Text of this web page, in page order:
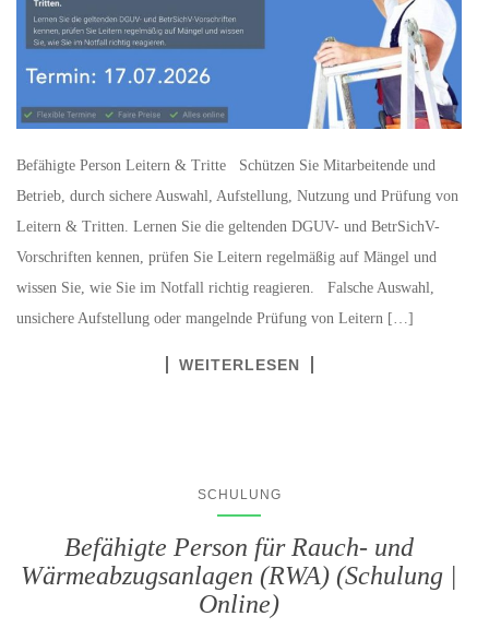
Befähigte Person Leitern & Tritte Schützen Sie Mitarbeitende und
Betrieb, durch sichere Auswahl, Aufstellung, Nutzung und Prüfung von
Leitern & Tritten. Lernen Sie die geltenden DGUV- und BetrSichV-
Vorschriften kennen, prüfen Sie Leitern regelmäßig auf Mängel und
wissen Sie, wie Sie im Notfall richtig reagieren. Falsche Auswahl,
unsichere Aufstellung oder mangelnde Prüfung von Leitern […]
WEITERLESEN
SCHULUNG
Befähigte Person für Rauch- und
Wärmeabzugsanlagen (RWA) (Schulung |
Online)